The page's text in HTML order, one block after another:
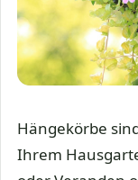
Hängekörbe
Ihrem